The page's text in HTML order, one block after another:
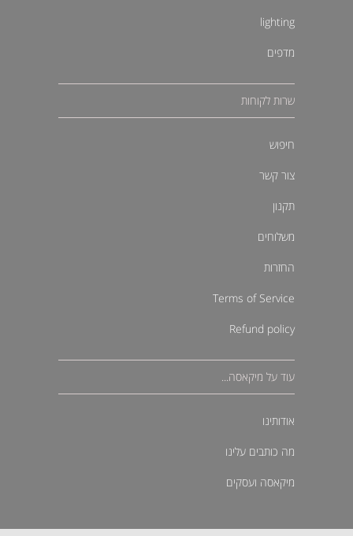
lighting
מדפים
שרות לקוחות
חיפוש
צור קשר
תקנון
משלוחים
החזרות
Terms of Service
Refund policy
עוד על מיקאסה...
אודותינו
מה כותבים עלינו
מיקאסה ועסקים